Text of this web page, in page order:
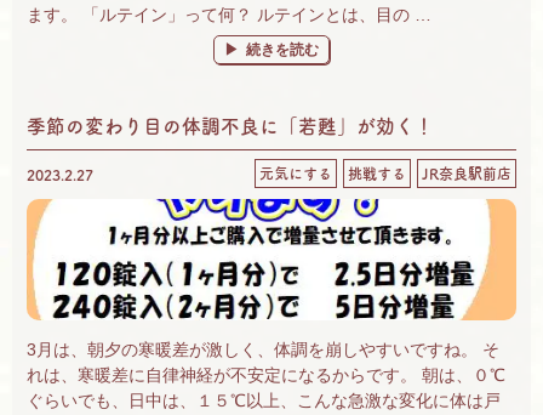
ます。 「ルテイン」って何？ ルテインとは、目の …
“眼には、ルテイン！ 「ひとみにルテイン
続きを読む
季節の変わり目の体調不良に「若甦」が効く！
2023.2.27 元気にする 挑戦する JR奈良駅前店
3月は、朝夕の寒暖差が激しく、体調を崩しやすいですね。 そ
れは、寒暖差に自律神経が不安定になるからです。 朝は、０℃
ぐらいでも、日中は、１５℃以上、こんな急激な変化に体は戸